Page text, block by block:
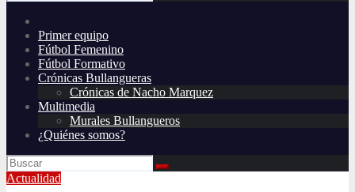
Primer equipo
Fútbol Femenino
Fútbol Formativo
Crónicas Bullangueras
Crónicas de Nacho Marquez
Multimedia
Murales Bullangueros
¿Quiénes somos?
Actualidad